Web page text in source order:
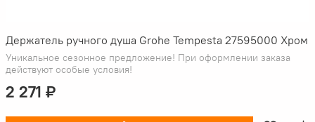
Держатель ручного душа Grohe Tempesta 27595000 Хром
Уникальное сезонное предложение! При оформлении заказа
действуют особые условия!
2 271 ₽